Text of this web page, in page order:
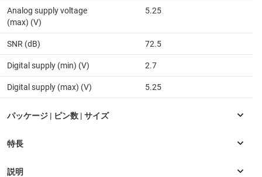
Analog supply voltage
(max) (V)
5.25
SNR (dB) 72.5
Digital supply (min) (V) 2.7
Digital supply (max) (V) 5.25